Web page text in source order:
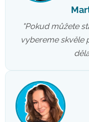
"Pokud můžete
vybereme skvěle